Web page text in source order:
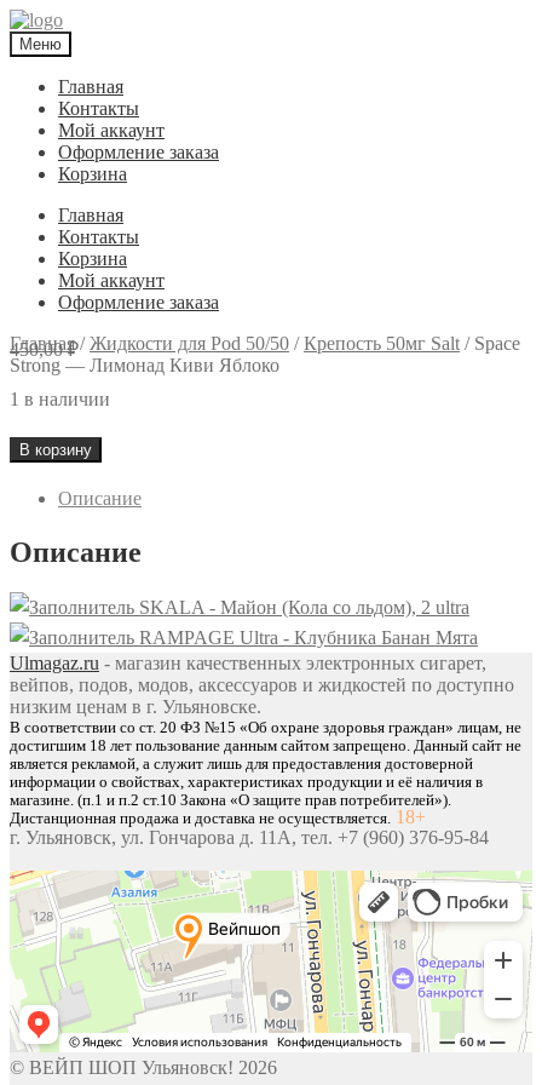
Меню
Главная
Контакты
Мой аккаунт
Оформление заказа
Корзина
Главная
Контакты
Корзина
Мой аккаунт
Оформление заказа
Главная/Жидкости для Pod 50/50 /Крепость 50мг Salt / Space
Strong — Лимонад Киви Яблоко
450,00₽
1 в наличии
Количество
Space
Strong
Лимонад
Киви
Яблоко
В корзину
Описание
Описание
SKALA - Майон (Кола со льдом), 2 ultra
RAMPAGE Ultra - Клубника Банан Мята
Ulmagaz.ru - магазин качественных электронных сигарет,
вейпов, подов, модов, аксессуаров и жидкостей по доступно
низким ценам в г. Ульяновске.
В соответствии со ст. 20 ФЗ №15 «Об охране здоровья граждан» лицам, не
достигшим 18 лет пользование данным сайтом запрещено. Данный сайт не
является рекламой, а служит лишь для предоставления достоверной
информации о свойствах, характеристиках продукции и её наличия в
магазине. (п.1 и п.2 ст.10 Закона «О защите прав потребителей»).
Дистанционная продажа и доставка не осуществляется. 18+
г. Ульяновск, ул. Гончарова д. 11А, тел. +7 (960) 376-95-84
© ВЕЙП ШОП Ульяновск! 2026